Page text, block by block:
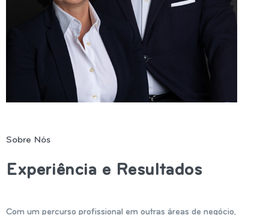
Sobre Nós
Experiência e Resultados
Com um percurso profissional em outras áreas de negócio,